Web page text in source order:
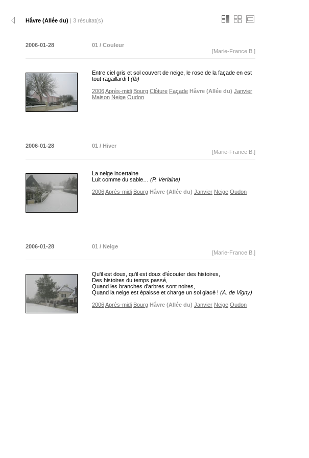
Hâvre (Allée du) | 3 résultat(s)
2006-01-28
01 / Couleur
[Marie-France B.]
Entre ciel gris et sol couvert de neige, le rose de la façade en est
tout ragaillardi ! (fb)
2006Après-midi Bourg Clôture Façade Hâvre (Allée du) Janvier
Maison Neige Oudon
2006-01-28
01 / Hiver
[Marie-France B.]
La neige incertaine
Luit comme du sable… (P. Verlaine)
2006Après-midi Bourg Hâvre (Allée du) Janvier Neige Oudon
2006-01-28
01 / Neige
[Marie-France B.]
Qu'il est doux, qu'il est doux d'écouter des histoires,
Des histoires du temps passé,
Quand les branches d'arbres sont noires,
Quand la neige est épaisse et charge un sol glacé ! (A. de Vigny)
2006Après-midi Bourg Hâvre (Allée du) Janvier Neige Oudon